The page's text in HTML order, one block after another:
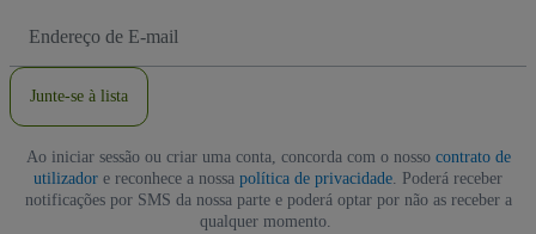
de
Junte-se à lista
Ao iniciar sessão ou criar uma conta, concorda com o nosso contrato de
utilizador e reconhece a nossa política de privacidade . Poderá receber
notificações por SMS da nossa parte e poderá optar por não as receber a
qualquer momento.